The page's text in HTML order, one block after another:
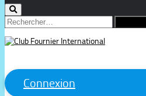
Rechercher :
Connexion